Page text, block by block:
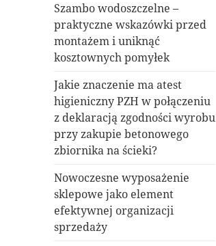
Szambo wodoszczelne –
praktyczne wskazówki przed
montażem i uniknąć
kosztownych pomyłek
Jakie znaczenie ma atest
higieniczny PZH w połączeniu
z deklaracją zgodności wyrobu
przy zakupie betonowego
zbiornika na ścieki?
Nowoczesne wyposażenie
sklepowe jako element
efektywnej organizacji
sprzedaży